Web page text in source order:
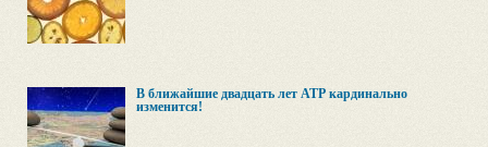
В ближайшие двадцать лет АТР кардинально
изменится!